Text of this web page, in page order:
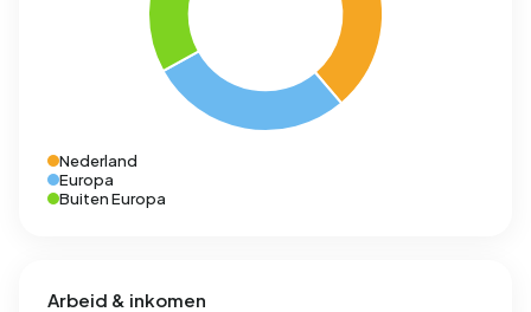
Nederland
Europa
Buiten Europa
Arbeid & inkomen